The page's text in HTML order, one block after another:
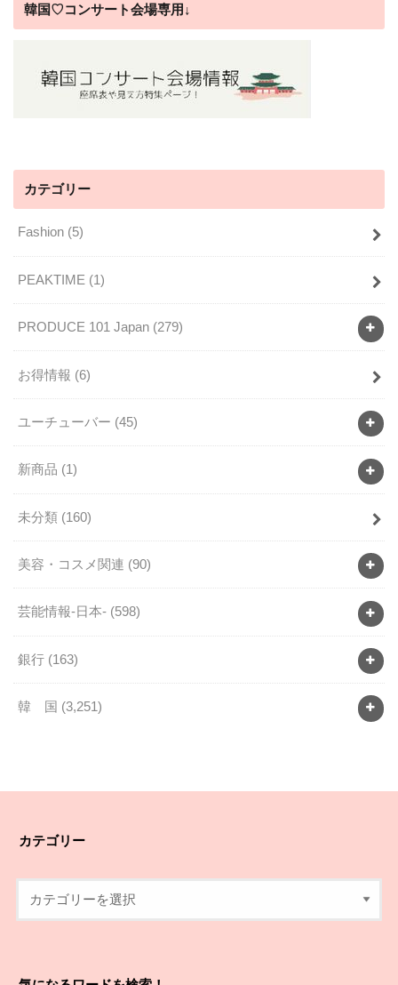
韓国♡コンサート会場専用↓
カテゴリー
Fashion (5)
PEAKTIME (1)
PRODUCE 101 Japan (279)
お得情報 (6)
ユーチューバー (45)
新商品 (1)
未分類 (160)
美容・コスメ関連 (90)
芸能情報-日本- (598)
銀行 (163)
韓 国 (3,251)
カテゴリー